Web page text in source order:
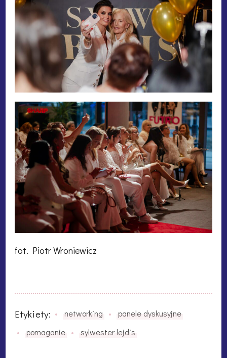
fot. Piotr Wroniewicz
Etykiety: networking
panele dyskusyjne
pomaganie
sylwester lejdis